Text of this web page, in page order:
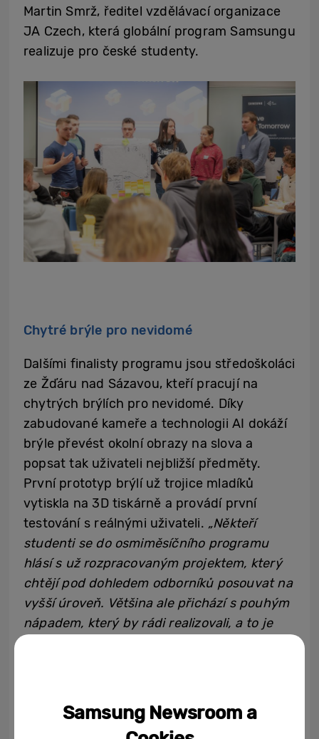
Martin Smrž, ředitel vzdělávací organizace
JA Czech, která globální program Samsungu
realizuje pro české studenty.
Chytré brýle pro nevidomé
Dalšími finalisty programu jsou středoškoláci
ze Žďáru nad Sázavou, kteří pracují na
chytrých brýlích pro nevidomé. Díky
zabudované kameře a technologii AI dokáží
brýle převést okolní obrazy na slova a
popsat tak uživateli nejbližší předměty.
První prototyp brýlí už trojice mladíků
vytiskla na 3D tiskárně a provádí první
testování s reálnými uživateli. „Někteří
studenti se do osmiměsíčního programu
hlásí s už rozpracovaným projektem, který
chtějí pod dohledem odborníků posouvat na
vyšší úroveň. Většina ale přichází s pouhým
nápadem, který by rádi realizovali, a to je
Zuzana Mravík Zelenická.
Samsung Newsroom a